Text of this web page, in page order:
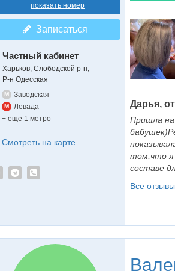
показать номер
Записаться
Частный кабинет
Харьков, Слободской р-н,
Р-н Одесская
M Заводская
M
Левада
+ еще 1 метро
Смотреть на карте
Дарья,
Пришла на
том,что я
составе
Все